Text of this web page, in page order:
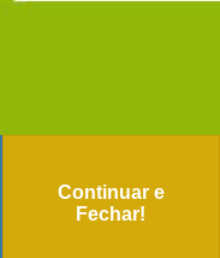
Continuar e
Fechar!